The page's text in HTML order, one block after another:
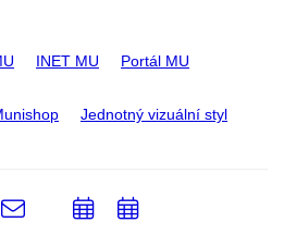
INET MU Portál MU
Jednotný vizuální styl
e-
Email
PřidatPřidat